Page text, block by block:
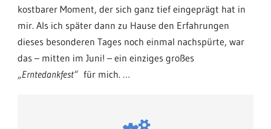
kostbarer Moment, der sich ganz tief eingeprägt hat in
mir. Als ich später dann zu Hause den Erfahrungen
dieses besonderen Tages noch einmal nachspürte, war
das – mitten im Juni! – ein einziges großes
„Erntedankfest“ für mich. …